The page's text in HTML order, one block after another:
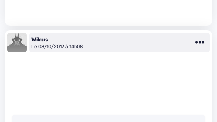
Wikus
Le 08/10/2012 à 14h08